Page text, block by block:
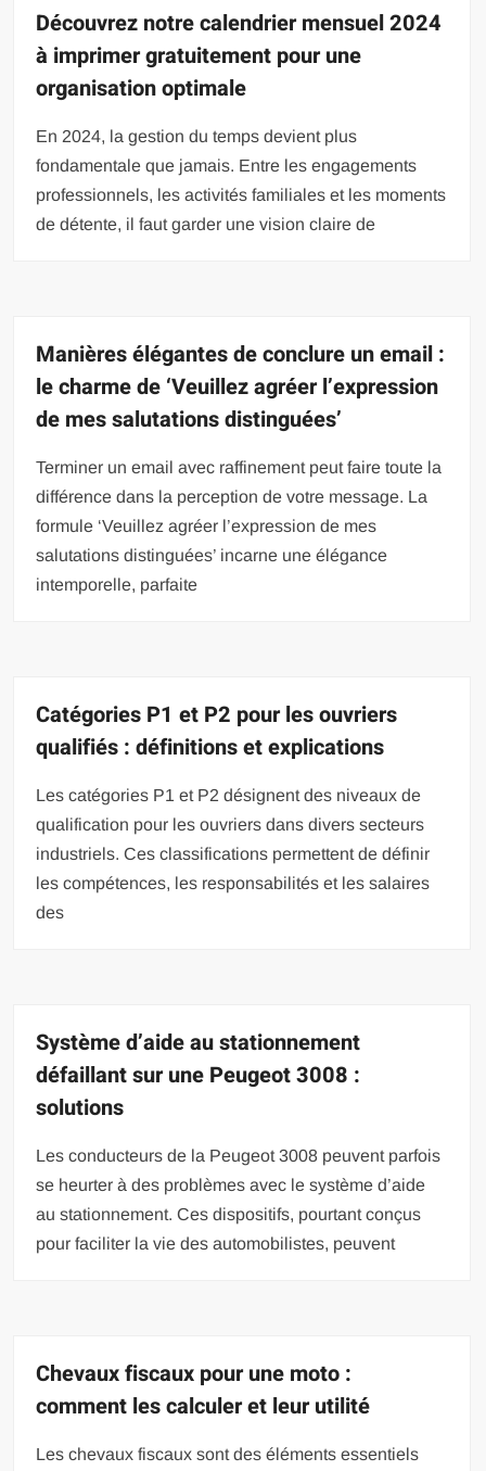
Découvrez notre calendrier mensuel 2024
à imprimer gratuitement pour une
organisation optimale
En 2024, la gestion du temps devient plus
fondamentale que jamais. Entre les engagements
professionnels, les activités familiales et les moments
de détente, il faut garder une vision claire de
Manières élégantes de conclure un email :
le charme de ‘Veuillez agréer l’expression
de mes salutations distinguées’
Terminer un email avec raffinement peut faire toute la
différence dans la perception de votre message. La
formule ‘Veuillez agréer l’expression de mes
salutations distinguées’ incarne une élégance
intemporelle, parfaite
Catégories P1 et P2 pour les ouvriers
qualifiés : définitions et explications
Les catégories P1 et P2 désignent des niveaux de
qualification pour les ouvriers dans divers secteurs
industriels. Ces classifications permettent de définir
les compétences, les responsabilités et les salaires
des
Système d’aide au stationnement
défaillant sur une Peugeot 3008 :
solutions
Les conducteurs de la Peugeot 3008 peuvent parfois
se heurter à des problèmes avec le système d’aide
au stationnement. Ces dispositifs, pourtant conçus
pour faciliter la vie des automobilistes, peuvent
Chevaux fiscaux pour une moto :
comment les calculer et leur utilité
Les chevaux fiscaux sont des éléments essentiels